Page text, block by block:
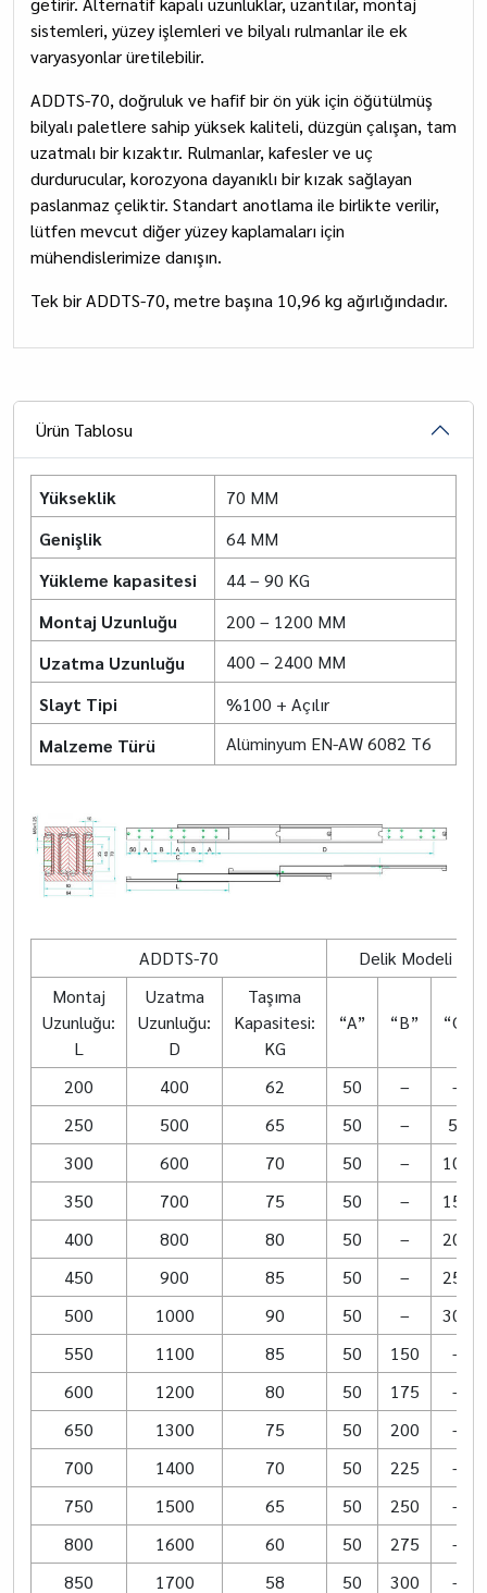
sistemleri, yüzey işlemleri ve bilyalı rulmanlar ile ek
varyasyonlar üretilebilir.
ADDTS-70, doğruluk ve hafif bir ön yük için öğütülmüş
bilyalı paletlere sahip yüksek kaliteli, düzgün çalışan, tam
uzatmalı bir kızaktır. Rulmanlar, kafesler ve uç
durdurucular, korozyona dayanıklı bir kızak sağlayan
paslanmaz çeliktir. Standart anotlama ile birlikte verilir,
lütfen mevcut diğer yüzey kaplamaları için
mühendislerimize danışın.
Tek bir ADDTS-70, metre başına 10,96 kg ağırlığındadır.
Ürün Tablosu
Yükseklik
70 MM
Genişlik
64 MM
Yükleme kapasitesi
44 – 90 KG
Montaj Uzunluğu
200 – 1200 MM
Uzatma Uzunluğu
400 – 2400 MM
Slayt Tipi
%100 + Açılır
Malzeme Türü
Alüminyum EN-AW 6082 T6
ADDTS-70
Delik Modeli
Montaj
Uzunluğu:
L
Uzatma
Uzunluğu:
D
Taşıma
Kapasitesi:
KG
“A” “B” “C”
200 400 62 50 –
–
250
500 65 50 –
50
300
600 70 50 –
100
350
700 75 50 –
150
400
800 80 50 –
200
450
900 85 50 –
250
500
1000 90 50 –
300
550
1100 85 50 150
–
600
1200 80 50 175
–
650
1300 75 50 200
–
700
1400 70 50 225
–
750
1500 65 50 250
–
800
1600 60 50 275
–
850
1700 58 50 300 –